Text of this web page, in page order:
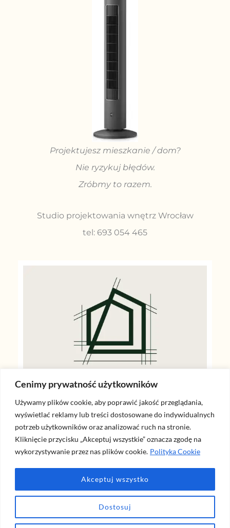
Cenimy prywatność użytkowników
Używamy plików cookie, aby poprawić jakość przeglądania,
wyświetlać reklamy lub treści dostosowane do indywidualnych
potrzeb użytkowników oraz analizować ruch na stronie.
Kliknięcie przycisku „Akceptuj wszystkie” oznacza zgodę na
wykorzystywanie przez nas plików cookie. Polityka Cookie
Dostosuj
Akceptuj wszystko
Projektujesz mieszkanie / dom?
Nie ryzykuj błędów.
Zróbmy to razem.
Studio projektowania wnętrz Wrocław
tel: 693 054 465
Dla pełnej przejrzystości: ten artykuł może zawierać linki afiliacyjne (m.in. Amazon). Kliknięcie i
zakup za ich pośrednictwem nic Cię nie kosztuje, a wspiera rozwój naszego bloga i tworzenie